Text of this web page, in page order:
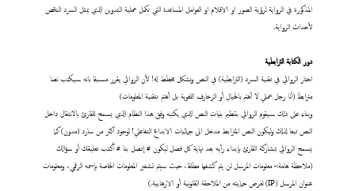
المذكورة في الرواية لرؤية الصور او الافلام او العوامل المساعدة التي تكمل عملية التدوين الذي يمثل السرد الناقص
لأحداث الرواية.
دور الكتابة الترابطية
اختار الروائي في تقنية السرد (الترابطية) في النص وبشكل مخطط له! لأن الروائي يقرر مسبقا بانه سيكتب نصا
مترابطا (أنا رجل عملي لا أهتم بالخيال أو الزخارف اللغوية بل أهتم بتقنية المعلومات)
وبناء على ذلك سيقوم الروائي بتنظيم بنيات النص الذي يكتبه وفق هذا النظام الذي يسمح للقارئ بالانتقال داخل
النص تبعا لذلك وليكون النص المترابط مدخل الى جماليات الابداع التفاعلي! لوجود اكثر من سارد (مدون) كما
يسمح الروائي بمشاركة القارئ بإبداء رأيه بعد نهاية كل فصل ليكون # إتصل بنا # أكتب تعليقك أو سؤالك
(ملاحظة هامة:- معلومات المرسل لن يتم كشفها مطلقا، حيث سيتم تشفير المعلومات الخاصة بإسمه الرقمي، ومعلومات
عنوان المرسل (IP) لغرض حمايته من الملاحقة القانونية أو الارهابية.)